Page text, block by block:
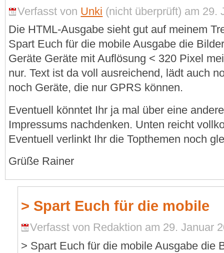
Verfasst von Unki (nicht überprüft) am 29.
Die HTML-Ausgabe sieht gut auf meinem
Spart Euch für die mobile Ausgabe die
Geräte Geräte mit Auflösung < 320 Pixel
nur. Text ist da voll ausreichend, lädt auch
noch Geräte, die nur GPRS können.
Eventuell könntet Ihr ja mal über eine
Impressums nachdenken. Unten reicht
Eventuell verlinkt Ihr die Topthemen noch
Grüße Rainer
> Spart Euch für die mobile
Verfasst von Redaktion am 29. Januar
> Spart Euch für die mobile Ausgabe die